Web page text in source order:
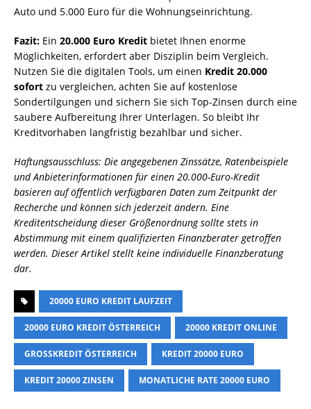
Auto und 5.000 Euro für die Wohnungseinrichtung.
Fazit: Ein 20.000 Euro Kredit bietet Ihnen enorme
Möglichkeiten, erfordert aber Disziplin beim Vergleich.
Nutzen Sie die digitalen Tools, um einen Kredit 20.000
sofort zu vergleichen, achten Sie auf kostenlose
Sondertilgungen und sichern Sie sich Top-Zinsen durch eine
saubere Aufbereitung Ihrer Unterlagen. So bleibt Ihr
Kreditvorhaben langfristig bezahlbar und sicher.
Haftungsausschluss: Die angegebenen Zinssätze, Ratenbeispiele
und Anbieterinformationen für einen 20.000-Euro-Kredit
basieren auf öffentlich verfügbaren Daten zum Zeitpunkt der
Recherche und können sich jederzeit ändern. Eine
Kreditentscheidung dieser Größenordnung sollte stets in
Abstimmung mit einem qualifizierten Finanzberater getroffen
werden. Dieser Artikel stellt keine individuelle Finanzberatung
dar.
20000 EURO KREDIT LAUFZEIT
20000 EURO KREDIT ÖSTERREICH 20000 KREDIT ONLINE
GROSSKREDIT ÖSTERREICH KREDIT 20000 EURO
KREDIT 20000 ZINSEN MONATLICHE RATE 20000 EURO